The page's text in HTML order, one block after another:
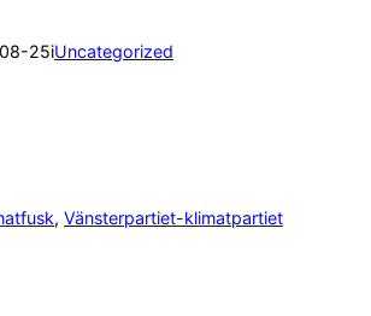
25iUncategorized
, Vänsterpartiet-klimatpartiet